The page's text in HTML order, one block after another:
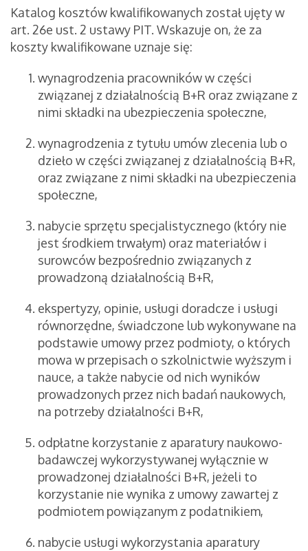
Katalog kosztów kwalifikowanych został ujęty w
art. 26e ust. 2 ustawy PIT. Wskazuje on, że za
koszty kwalifikowane uznaje się:
wynagrodzenia pracowników w części
związanej z działalnością B+R oraz związane z
nimi składki na ubezpieczenia społeczne,
wynagrodzenia z tytułu umów zlecenia lub o
dzieło w części związanej z działalnością B+R,
oraz związane z nimi składki na ubezpieczenia
społeczne,
nabycie sprzętu specjalistycznego (który nie
jest środkiem trwałym) oraz materiałów i
surowców bezpośrednio związanych z
prowadzoną działalnością B+R,
ekspertyzy, opinie, usługi doradcze i usługi
równorzędne, świadczone lub wykonywane na
podstawie umowy przez podmioty, o których
mowa w przepisach o szkolnictwie wyższym i
nauce, a także nabycie od nich wyników
prowadzonych przez nich badań naukowych,
na potrzeby działalności B+R,
odpłatne korzystanie z aparatury naukowo-
badawczej wykorzystywanej wyłącznie w
prowadzonej działalności B+R, jeżeli to
korzystanie nie wynika z umowy zawartej z
podmiotem powiązanym z podatnikiem,
nabycie usługi wykorzystania aparatury